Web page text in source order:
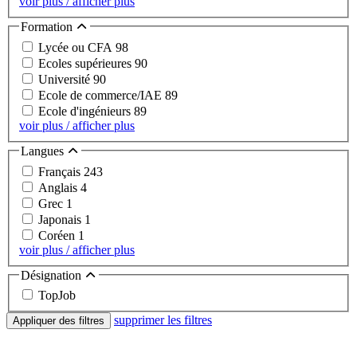
Formation
Lycée ou CFA 98
Ecoles supérieures 90
Université 90
Ecole de commerce/IAE 89
Ecole d'ingénieurs 89
voir plus / afficher plus
Langues
Français 243
Anglais 4
Grec 1
Japonais 1
Coréen 1
voir plus / afficher plus
Désignation
TopJob
Appliquer des filtres supprimer les filtres